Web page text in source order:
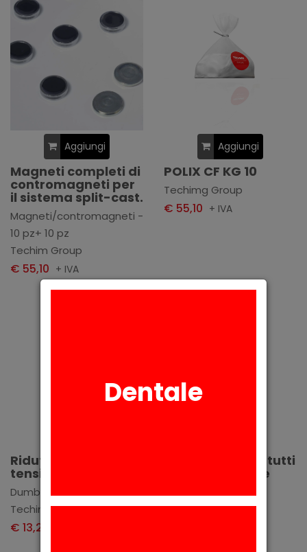
Aggiungi
Magneti completi di
contromagneti per
il sistema split-cast.
Magneti/contromagneti -
10 pz+ 10 pz
Techim Group
€ 55,10 + IVA
Aggiungi
POLIX CF KG 10
Techimg Group
€ 55,10 + IVA
Riduttore di
tensione della cera
Dumbors - 125 ml
Techim Group
€ 13,20
Sgrassante per tutti
i tipi di impronte
B.R. 10 - 1 L
Techim Group
Dentale